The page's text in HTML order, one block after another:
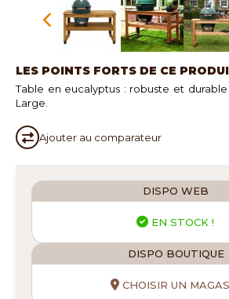
LES POINTS FORTS DE CE
Table en eucalyptus : robuste et
Large.
Ajouter au comparateur
DISPO WEB
EN STOCK !
DISPO BOUTIQUE
CHOISIR UN